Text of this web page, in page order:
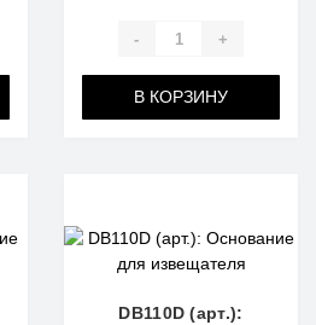
- +
В КОРЗИНУ
DB110D (арт.):